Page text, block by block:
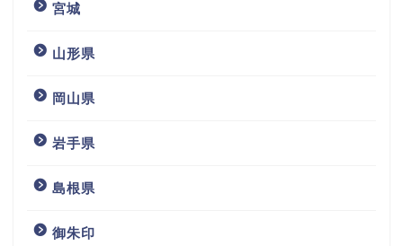
宮城
山形県
岡山県
岩手県
島根県
御朱印